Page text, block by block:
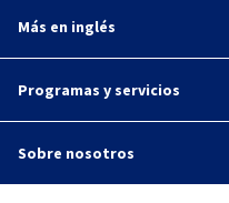
Más en inglés
Programas y servicios
Sobre nosotros